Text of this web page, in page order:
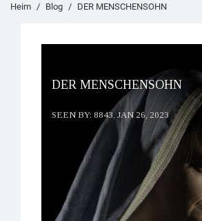
Heim Blog DER MENSCHENSOHN
DER MENSCHENSOHN
SEEN BY: 8843,JAN 26, 2023